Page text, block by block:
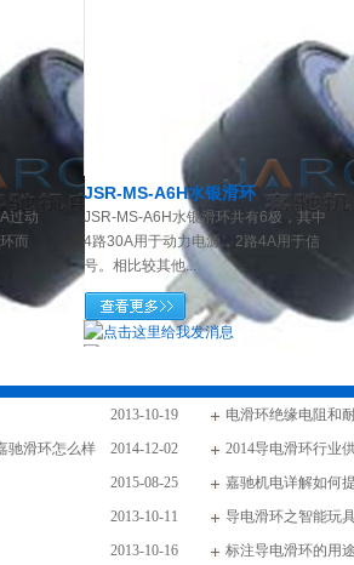
过动
而
JSR-MS-A6H水银滑环
JSR-MS-A6H水银滑环共有6极，其中
4路30A用于动力电源，2路4A用于信
号。相比较其他...
2013-10-19
电滑环绝缘电阻和
环重点详细
2014-12-02
驰滑环怎么样
2014导电滑环行业
2015-08-25
嘉驰机电详解如何
2013-10-11
导电滑环之智能玩
2013-10-16
标注导电滑环的用